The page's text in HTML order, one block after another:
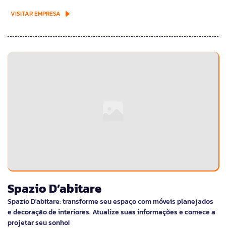
VISITAR EMPRESA
Spazio D’abitare
Spazio D'abitare: transforme seu espaço com móveis planejados
e decoração de interiores. Atualize suas informações e comece a
projetar seu sonho!